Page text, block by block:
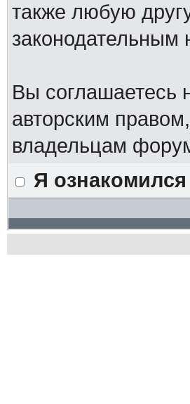
также любую
законодательным
Вы
авторским
владельцам
Я